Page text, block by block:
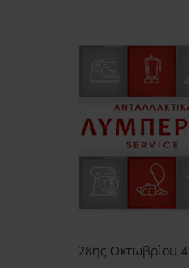
28ης Οκτωβρίου 4